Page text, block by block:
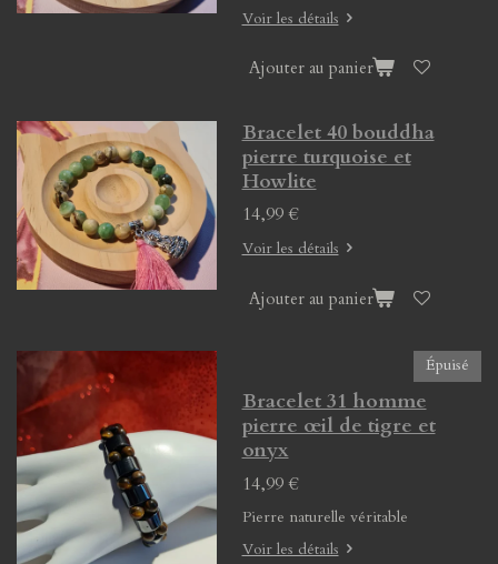
Voir les détails
Ajouter au panier
Bracelet 40 bouddha
pierre turquoise et
Howlite
14,99 €
Voir les détails
Ajouter au panier
Épuisé
Bracelet 31 homme
pierre œil de tigre et
onyx
14,99 €
Pierre naturelle véritable
Voir les détails